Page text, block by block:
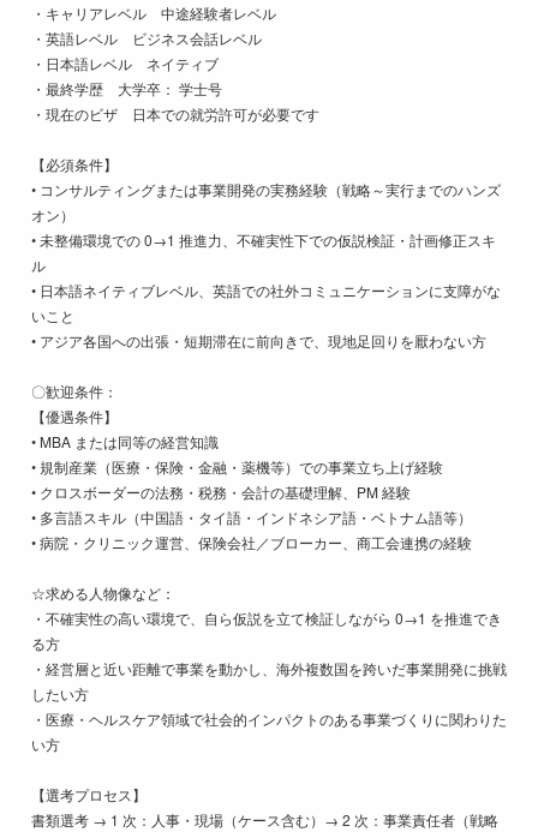
・キャリアレベル 中途経験者レベル
・英語レベル ビジネス会話レベル
・日本語レベル ネイティブ
・最終学歴 大学卒： 学士号
・現在のビザ 日本での就労許可が必要です
【必須条件】
• コンサルティングまたは事業開発の実務経験（戦略～実行までのハンズ
オン）
• 未整備環境での 0→1 推進力、不確実性下での仮説検証・計画修正スキ
ル
• 日本語ネイティブレベル、英語での社外コミュニケーションに支障がな
いこと
• アジア各国への出張・短期滞在に前向きで、現地足回りを厭わない方
〇歓迎条件：
【優遇条件】
• MBA または同等の経営知識
• 規制産業（医療・保険・金融・薬機等）での事業立ち上げ経験
• クロスボーダーの法務・税務・会計の基礎理解、PM 経験
• 多言語スキル（中国語・タイ語・インドネシア語・ベトナム語等）
• 病院・クリニック運営、保険会社／ブローカー、商工会連携の経験
☆求める人物像など：
・不確実性の高い環境で、自ら仮説を立て検証しながら 0→1 を推進でき
る方
・経営層と近い距離で事業を動かし、海外複数国を跨いだ事業開発に挑戦
したい方
・医療・ヘルスケア領域で社会的インパクトのある事業づくりに関わりた
い方
【選考プロセス】
書類選考 → 1 次：人事・現場（ケース含む）→ 2 次：事業責任者（戦略